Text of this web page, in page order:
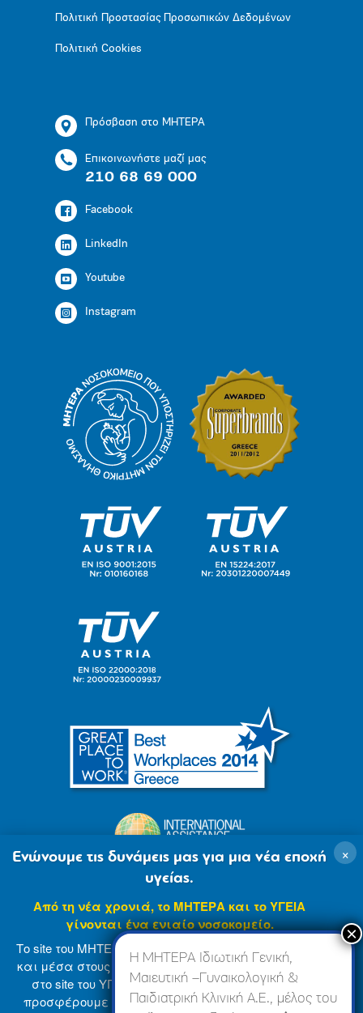
Πολιτική Προστασίας Προσωπικών Δεδομένων
Πολιτική Cookies
Πρόσβαση στο ΜΗΤΕΡΑ
Επικοινωνήστε μαζί μας
210 68 69 000
Facebook
LinkedIn
Youtube
Instagram
© 2007-2024 ΜΗΤΕΡΑ Α.Ε Όροι Χρήσης
Η ΜΗΤΕΡΑ Ιδιωτική Γενική,
Μαιευτική –Γυναικολογική &
Παιδιατρική Κλινική Α.Ε., μέλος του
×
Ενώνουμε τις δυνάμεις μας για μια νέα εποχή
υγείας.
Από τη νέα χρονιά, το ΜΗΤΕΡΑ και το ΥΓΕΙΑ
γίνονται ένα ενιαίο νοσοκομείο.
Το site του ΜΗΤΕΡΑ βρίσκεται σε φάση ανανέωσης
και μέσα στους επόμενους μήνες θα ενσωματωθεί
στο site του ΥΓΕΙΑ (www.hygeia.gr), ώστε να σας
προσφέρουμε μια πιο ολοκληρωμένη και ενιαία